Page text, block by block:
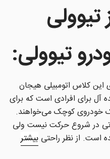
تیوولی:
این کلاس اتومبیلی هیجان
آل برای افرادی است که برای
خودروی کوچک می‌خواهند.
در شروع حرکت نیست ولی
است. از نظر راحتی بیشتر